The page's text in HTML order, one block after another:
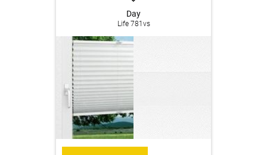
Day
Life 781vs